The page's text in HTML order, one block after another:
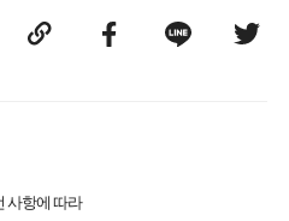
사항에 따라